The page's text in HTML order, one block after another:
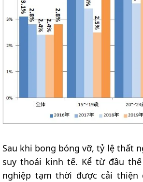
Sau khi bong bóng vỡ, tỷ lệ thất
suy thoái kinh tế. Kể từ đầu
nghiệp tạm thời được cải thiện